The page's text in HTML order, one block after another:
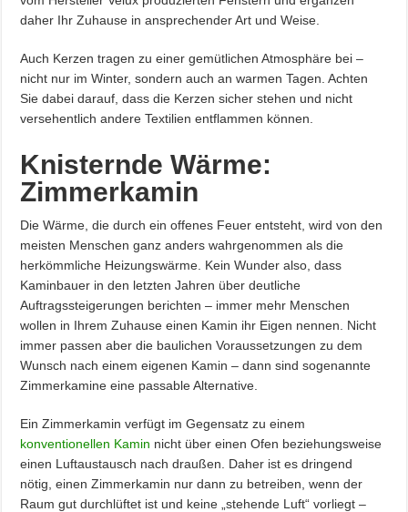
daher Ihr Zuhause in ansprechender Art und Weise.
Auch Kerzen tragen zu einer gemütlichen Atmosphäre bei –
nicht nur im Winter, sondern auch an warmen Tagen. Achten
Sie dabei darauf, dass die Kerzen sicher stehen und nicht
versehentlich andere Textilien entflammen können.
Knisternde Wärme:
Zimmerkamin
Die Wärme, die durch ein offenes Feuer entsteht, wird von den
meisten Menschen ganz anders wahrgenommen als die
herkömmliche Heizungswärme. Kein Wunder also, dass
Kaminbauer in den letzten Jahren über deutliche
Auftragssteigerungen berichten – immer mehr Menschen
wollen in Ihrem Zuhause einen Kamin ihr Eigen nennen. Nicht
immer passen aber die baulichen Voraussetzungen zu dem
Wunsch nach einem eigenen Kamin – dann sind sogenannte
Zimmerkamine eine passable Alternative.
Ein Zimmerkamin verfügt im Gegensatz zu einem
konventionellen Kamin nicht über einen Ofen beziehungsweise
einen Luftaustausch nach draußen. Daher ist es dringend
nötig, einen Zimmerkamin nur dann zu betreiben, wenn der
Raum gut durchlüftet ist und keine „stehende Luft“ vorliegt –